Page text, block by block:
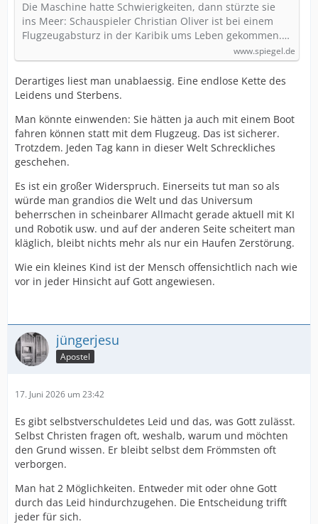
gestorben
Die Maschine hatte Schwierigkeiten, dann stürzte sie
ins Meer: Schauspieler Christian Oliver ist bei einem
Flugzeugabsturz in der Karibik ums Leben gekommen.…
www.spiegel.de
Derartiges liest man unablaessig. Eine endlose Kette des
Leidens und Sterbens.
Man könnte einwenden: Sie hätten ja auch mit einem Boot
fahren können statt mit dem Flugzeug. Das ist sicherer.
Trotzdem. Jeden Tag kann in dieser Welt Schreckliches
geschehen.
Es ist ein großer Widerspruch. Einerseits tut man so als
würde man grandios die Welt und das Universum
beherrschen in scheinbarer Allmacht gerade aktuell mit KI
und Robotik usw. und auf der anderen Seite scheitert man
kläglich, bleibt nichts mehr als nur ein Haufen Zerstörung.
Wie ein kleines Kind ist der Mensch offensichtlich nach wie
vor in jeder Hinsicht auf Gott angewiesen.
jüngerjesu
Apostel
17. Juni 2026 um 23:42
Es gibt selbstverschuldetes Leid und das, was Gott zulässt.
Selbst Christen fragen oft, weshalb, warum und möchten
den Grund wissen. Er bleibt selbst dem Frömmsten oft
verborgen.
Man hat 2 Möglichkeiten. Entweder mit oder ohne Gott
durch das Leid hindurchzugehen. Die Entscheidung trifft
jeder für sich.